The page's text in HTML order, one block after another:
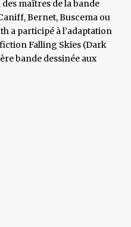
maîtres de la bande
Bernet, Buscema ou
a participé à l’adaptation
Falling Skies (Dark
bande dessinée aux